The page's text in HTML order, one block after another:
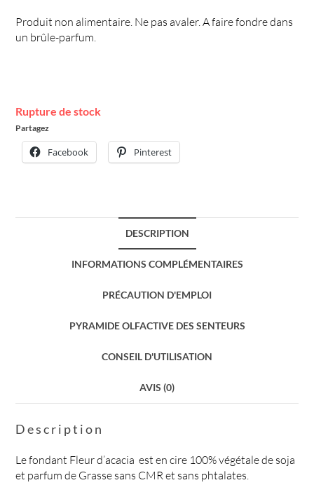
Produit non alimentaire. Ne pas avaler. A faire fondre dans
un brûle-parfum.
Rupture de stock
Partagez
Facebook Pinterest
DESCRIPTION
INFORMATIONS COMPLÉMENTAIRES
PRÉCAUTION D'EMPLOI
PYRAMIDE OLFACTIVE DES SENTEURS
CONSEIL D'UTILISATION
AVIS (0)
Description
Le fondant Fleur d’acacia est en cire 100% végétale de soja
et parfum de Grasse sans CMR et sans phtalates.